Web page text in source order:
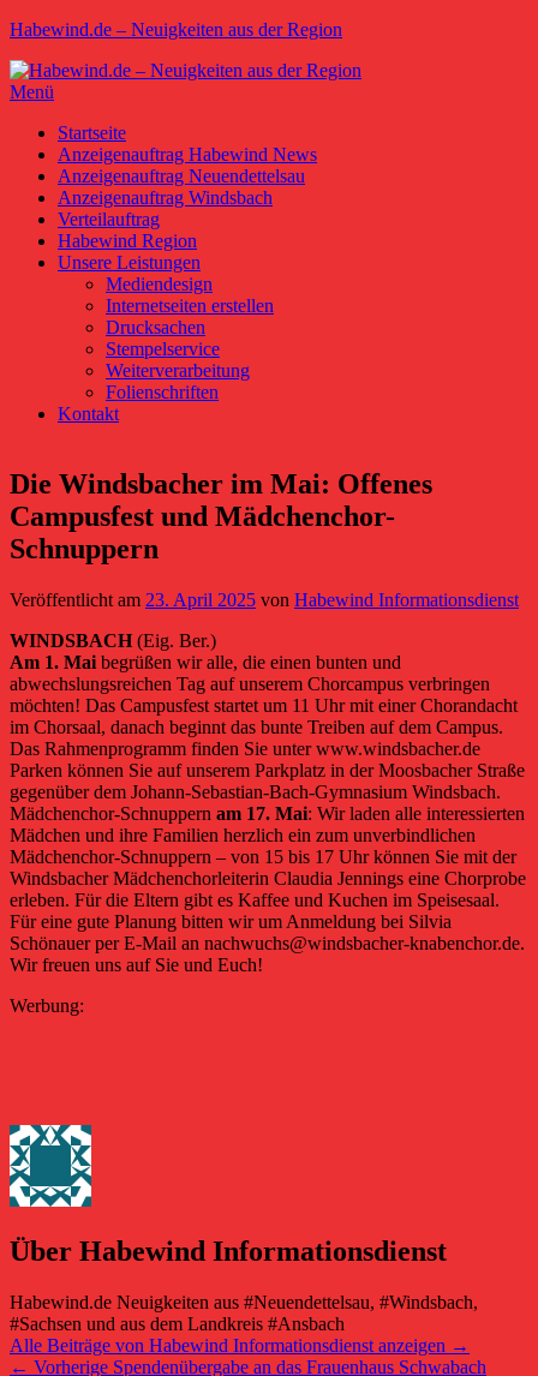
Zum
springen
Habewind.de – Neuigkeiten aus der Region
Menü
Primäres
Menü
Startseite
Anzeigenauftrag Habewind News
Anzeigenauftrag Neuendettelsau
Anzeigenauftrag Windsbach
Verteilauftrag
Habewind Region
Unsere Leistungen
Mediendesign
Internetseiten erstellen
Drucksachen
Stempelservice
Weiterverarbeitung
Folienschriften
Kontakt
Die Windsbacher im Mai: Offenes
Campusfest und Mädchenchor-
Schnuppern
Veröffentlicht am 23. April 2025 von Habewind Informationsdienst
WINDSBACH(Eig. Ber.)
Am 1. Mai begrüßen wir alle, die einen bunten und
abwechslungsreichen Tag auf unserem Chorcampus verbringen
möchten! Das Campusfest startet um 11 Uhr mit einer Chorandacht
im Chorsaal, danach beginnt das bunte Treiben auf dem Campus.
Das Rahmenprogramm finden Sie unter www.windsbacher.de
Parken können Sie auf unserem Parkplatz in der Moosbacher Straße
gegenüber dem Johann-Sebastian-Bach-Gymnasium Windsbach.
Mädchenchor-Schnuppern am 17. Mai: Wir laden alle interessierten
Mädchen und ihre Familien herzlich ein zum unverbindlichen
Mädchenchor-Schnuppern – von 15 bis 17 Uhr können Sie mit der
Windsbacher Mädchenchorleiterin Claudia Jennings eine Chorprobe
erleben. Für die Eltern gibt es Kaffee und Kuchen im Speisesaal.
Für eine gute Planung bitten wir um Anmeldung bei Silvia
Schönauer per E-Mail an nachwuchs@windsbacher-knabenchor.de.
Wir freuen uns auf Sie und Euch!
Werbung:
Über Habewind Informationsdienst
Habewind.de Neuigkeiten aus #Neuendettelsau, #Windsbach,
#Sachsen und aus dem Landkreis #Ansbach
Alle Beiträge von Habewind Informationsdienst anzeigen →
← Vorherige Vorheriger
Spendenübergabe an das Frauenhaus Schwabach